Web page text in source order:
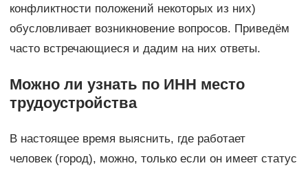
конфликтности положений некоторых из них)
обусловливает возникновение вопросов. Приведём
часто встречающиеся и дадим на них ответы.
Можно ли узнать по ИНН место
трудоустройства
В настоящее время выяснить, где работает
человек (город), можно, только если он имеет статус